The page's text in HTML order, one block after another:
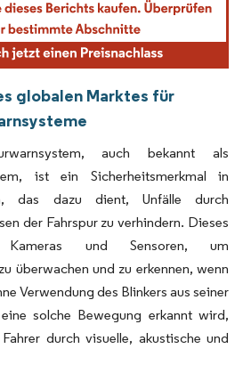
globalen Marktes für
auch bekannt als
ist ein Sicherheitsmerkmal in
das dazu dient, Unfälle durch
der Fahrspur zu verhindern. Dieses
Kameras und Sensoren, um
überwachen und zu erkennen, wenn
Verwendung des Blinkers aus seiner
solche Bewegung erkannt wird,
durch visuelle, akustische und